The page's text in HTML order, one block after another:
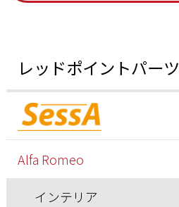
レッドポイントパーツ
Alfa Romeo
インテリア